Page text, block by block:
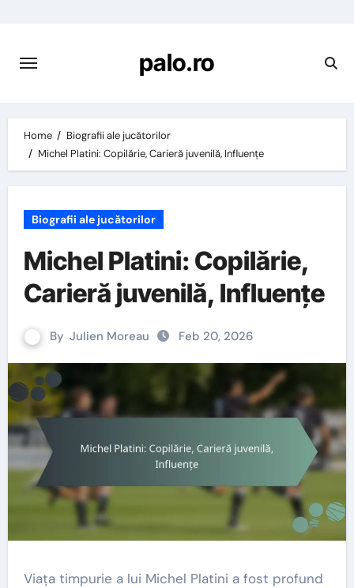
content
palo.ro
Home
Biografii ale jucătorilor
Michel Platini: Copilărie, Carieră juvenilă, Influențe
Biografii ale jucătorilor
Michel Platini: Copilărie,
Carieră juvenilă, Influențe
By Julien Moreau Feb 20, 2026
Viața timpurie a lui Michel Platini a fost profund